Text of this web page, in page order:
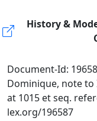
History &
Document-Id:
Dominique, note to
at 1015 et seq.
lex.org/196587